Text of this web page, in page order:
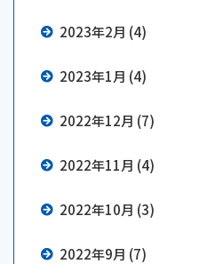
2023年2月 (4)
2023年1月 (4)
2022年12月 (7)
2022年11月 (4)
2022年10月 (3)
2022年9月 (7)